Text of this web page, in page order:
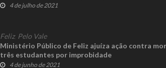
4 de julho de 2021
Feliz, Pelo Vale
Ministério Público de Feliz ajuíza ação contra
três estudantes por improbidade
4 de junho de 2021